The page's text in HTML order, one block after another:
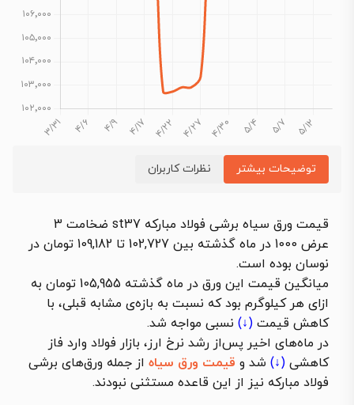
توضیحات بیشتر نظرات کاربران
قیمت ورق سیاه برشی فولاد مبارکه st37 ضخامت 3
عرض 1000 در ماه گذشته بین 102,727 تا 109,182 تومان در
نوسان بوده است.
میانگین قیمت این ورق در ماه گذشته 105,955 تومان به
ازای هر کیلوگرم بود که نسبت به بازه‌ی مشابه قبلی، با
کاهش قیمت (↓) نسبی مواجه شد.
در ماه‌های اخیر پس‌از رشد نرخ ارز، بازار فولاد وارد فاز
کاهشی (↓) شد و قیمت ورق سیاه از جمله ورق‌های برشی
فولاد مبارکه نیز از این قاعده مستثنی نبودند.